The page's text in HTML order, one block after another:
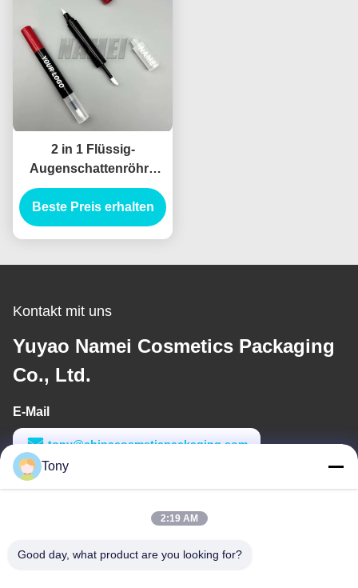
2 in 1 Flüssig-
Augenschattenröhre
Leere Plastik-
Augenschirrrrohre mit
Zauberstab Custom
Verpackung
Beste Preis erhalten
Kontakt mit uns
Yuyao Namei Cosmetics Packaging
Co., Ltd.
E-Mail
tony@chinacosmeticpackaging.com
Arbeitszeit
Tony
2:19 AM
Good day, what product are you looking for?